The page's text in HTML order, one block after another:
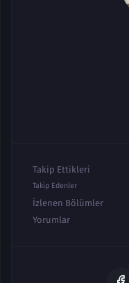
Takip Ettikleri
Takip Edenler
İzlenen Bölümler
Yorumlar